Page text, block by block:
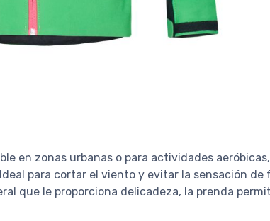
en zonas urbanas o para actividades
para cortar el viento y evitar la sensación
que le proporciona delicadeza, la prenda